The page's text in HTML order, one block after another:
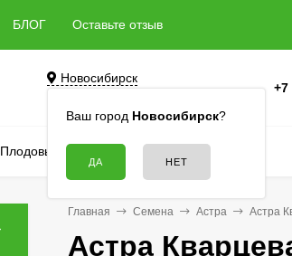
БЛОГ Оставьте отзыв
Новосибирск
Ваш город Новосибирск?
+7
Плодовые Хвойные Цветы
Главная Семена Астра Астра
Астра